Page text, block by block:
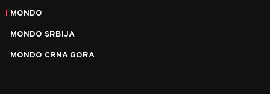
MONDO
MONDO SRBIJA
MONDO CRNA GORA